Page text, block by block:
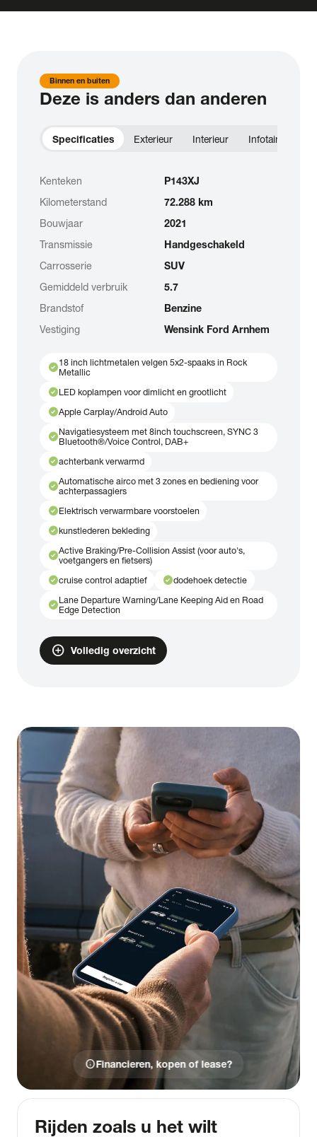
Binnen en buiten
Deze is anders dan anderen
Specificaties Exterieur Interieur Infotainment
Kenteken
P143XJ
Kilometerstand
72.288 km
Bouwjaar
2021
Transmissie
Handgeschakeld
Carrosserie
SUV
Gemiddeld verbruik
5.7
Brandstof
Benzine
Vestiging
Wensink Ford Arnhem
check_circle18 inch lichtmetalen velgen 5x2-spaaks in Rock
Metallic
check_circleLED koplampen voor dimlicht en grootlicht
check_circleApple Carplay/Android Auto
check_circleNavigatiesysteem met 8inch touchscreen, SYNC 3
Bluetooth®/Voice Control, DAB+
check_circleachterbank verwarmd
check_circleAutomatische airco met 3 zones en bediening voor
achterpassagiers
check_circleElektrisch verwarmbare voorstoelen
check_circlekunstlederen bekleding
check_circleActive Braking/Pre-Collision Assist (voor auto's,
voetgangers en fietsers)
check_circlecruise control adaptief check_circledodehoek detectie
check_circleLane Departure Warning/Lane Keeping Aid en Road
Edge Detection
add_circle Volledig overzicht
infoFinancieren, kopen of lease?
Rijden zoals u het wilt